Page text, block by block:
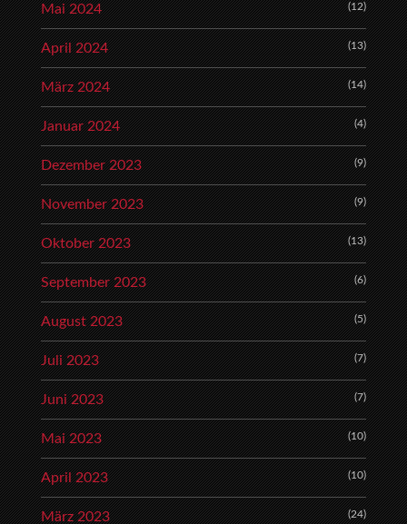
Mai 2024 (12)
April 2024 (13)
März 2024 (14)
Januar 2024 (4)
Dezember 2023 (9)
November 2023 (9)
Oktober 2023 (13)
September 2023 (6)
August 2023 (5)
Juli 2023 (7)
Juni 2023 (7)
Mai 2023 (10)
April 2023 (10)
März 2023 (24)